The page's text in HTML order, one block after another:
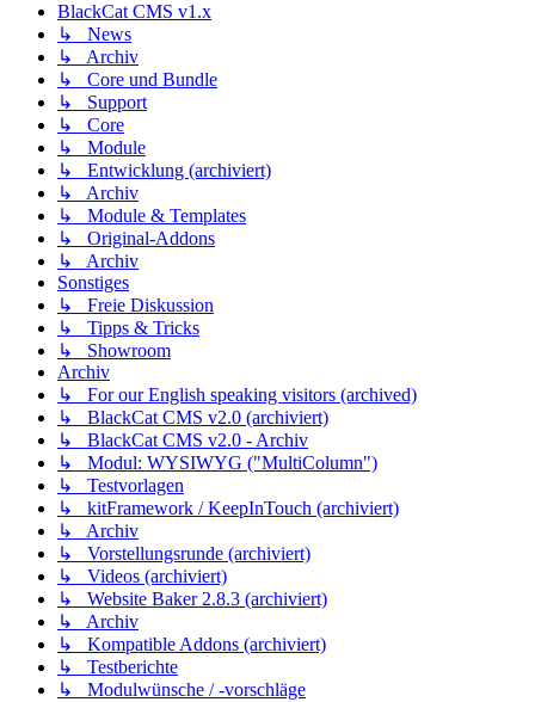
BlackCat CMS v1.x
↳ News
↳ Archiv
↳ Core und Bundle
↳ Support
↳ Core
↳ Module
↳ Entwicklung (archiviert)
↳ Archiv
↳ Module & Templates
↳ Original-Addons
↳ Archiv
Sonstiges
↳ Freie Diskussion
↳ Tipps & Tricks
↳ Showroom
Archiv
↳ For our English speaking visitors (archived)
↳ BlackCat CMS v2.0 (archiviert)
↳ BlackCat CMS v2.0 - Archiv
↳ Modul: WYSIWYG ("MultiColumn")
↳ Testvorlagen
↳ kitFramework / KeepInTouch (archiviert)
↳ Archiv
↳ Vorstellungsrunde (archiviert)
↳ Videos (archiviert)
↳ Website Baker 2.8.3 (archiviert)
↳ Archiv
↳ Kompatible Addons (archiviert)
↳ Testberichte
↳ Modulwünsche / -vorschläge